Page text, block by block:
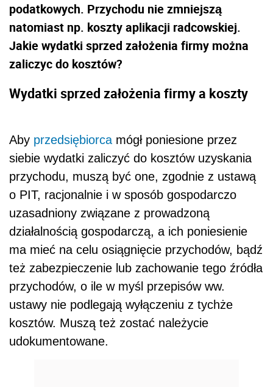
podatkowych. Przychodu nie zmniejszą
natomiast np. koszty aplikacji radcowskiej.
Jakie wydatki sprzed założenia firmy można
zaliczyc do kosztów?
Wydatki sprzed założenia firmy a koszty
Aby przedsiębiorca mógł poniesione przez
siebie wydatki zaliczyć do kosztów uzyskania
przychodu, muszą być one, zgodnie z ustawą
o PIT, racjonalnie i w sposób gospodarczo
uzasadniony związane z prowadzoną
działalnością gospodarczą, a ich poniesienie
ma mieć na celu osiągnięcie przychodów, bądź
też zabezpieczenie lub zachowanie tego źródła
przychodów, o ile w myśl przepisów ww.
ustawy nie podlegają wyłączeniu z tychże
kosztów. Muszą też zostać należycie
udokumentowane.